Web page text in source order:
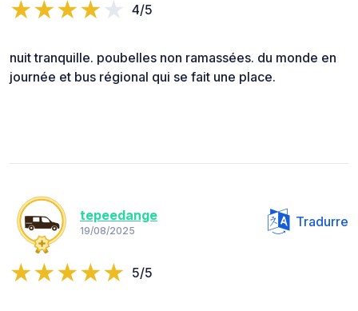
4/5
nuit tranquille. poubelles non ramassées. du monde en
journée et bus régional qui se fait une place.
tepeedange
19/08/2025
Tradurre
5/5